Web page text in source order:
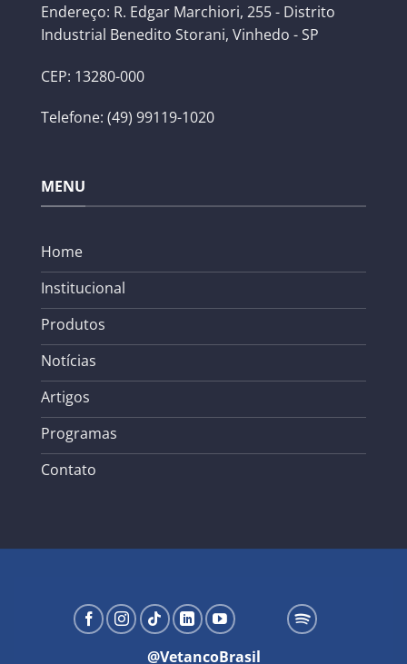
Endereço: R. Edgar Marchiori, 255 - Distrito
Industrial Benedito Storani, Vinhedo - SP
CEP: 13280-000
Telefone: (49) 99119-1020
MENU
Home
Institucional
Produtos
Notícias
Artigos
Programas
Contato
@VetancoBrasil